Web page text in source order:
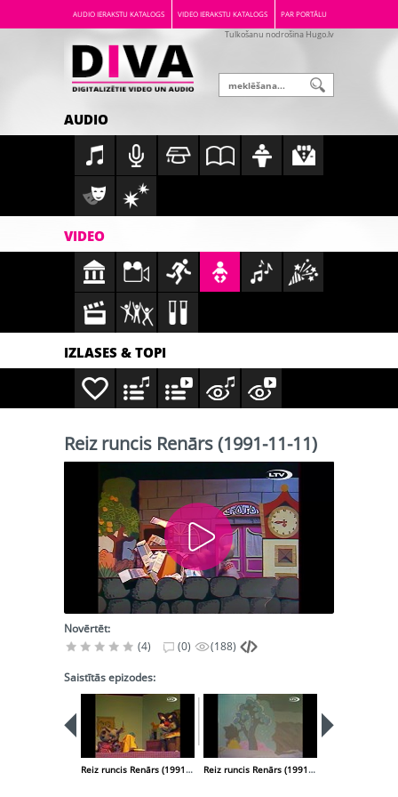
AUDIO IERAKSTU KATALOGS VIDEO IERAKSTU KATALOGS PAR PORTĀLU
Tulkošanu nodrošina Hugo.lv
AUDIO
VIDEO
IZLASES & TOPI
Reiz runcis Renārs (1991-11-11)
Novērtēt:
(4)
(0) (188)
Saistītās epizodes:
Reiz runcis Renārs (1991-10-14) Reiz runcis Renārs (1991-12-09)